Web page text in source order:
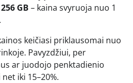
GB – kaina svyruoja nuo 1
keičiasi priklausomai nuo
Pavyzdžiui, per
ar juodojo penktadienio
iki 15–20%.